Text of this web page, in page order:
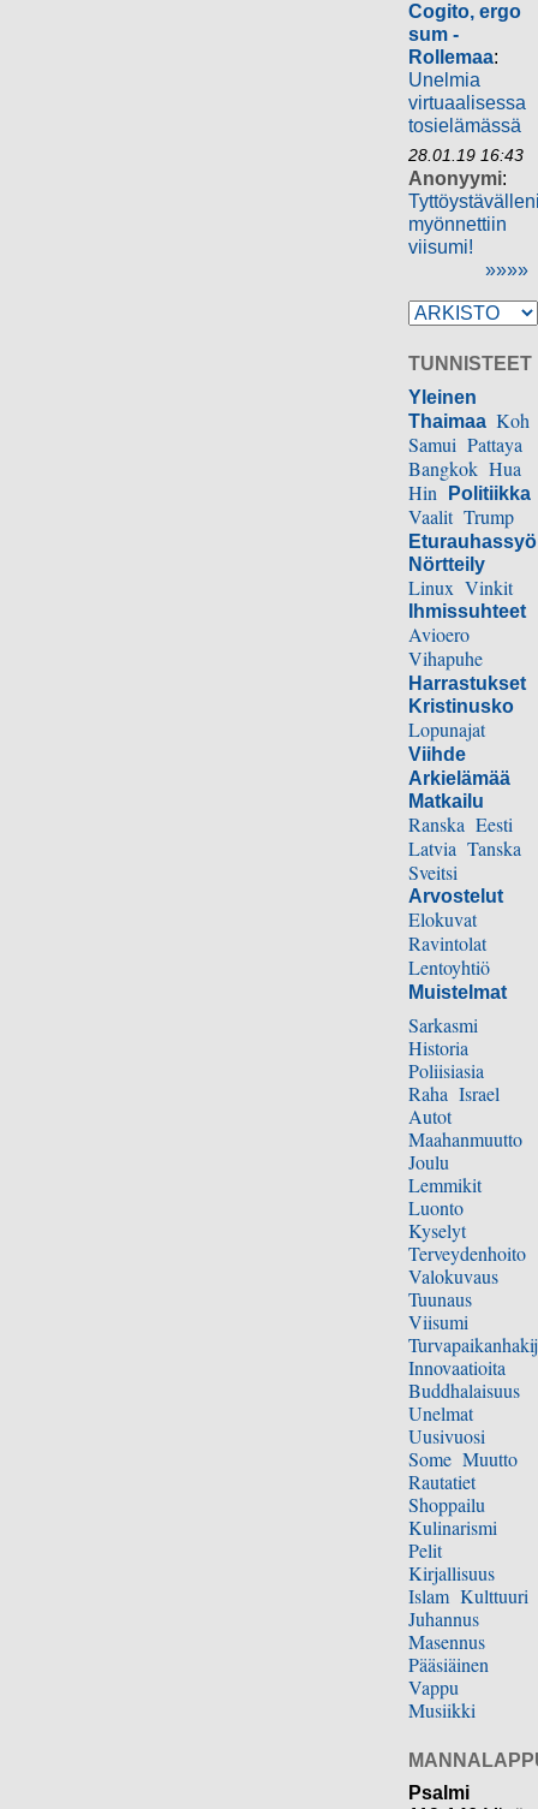
Cogito, ergo
sum -
Rollemaa:
Unelmia
virtuaalisessa
tosielämässä
28.01.19 16:43
Anonyymi:
myönnettiin
viisumi!
»»»»
TUNNISTEET
Yleinen
Thaimaa Koh
Samui Pattaya
Bangkok Hua
Hin
Politiikka
Vaalit Trump
Nörtteily
Linux Vinkit
Ihmissuhteet
Avioero
Vihapuhe
Harrastukset
Kristinusko
Lopunajat
Viihde
Arkielämää
Matkailu
Ranska Eesti
Latvia Tanska
Sveitsi
Arvostelut
Elokuvat
Ravintolat
Lentoyhtiö
Muistelmat
Sarkasmi
Historia
Poliisiasia
Raha Israel
Autot
Maahanmuutto
Joulu
Lemmikit
Luonto
Kyselyt
Terveydenhoito
Valokuvaus
Tuunaus
Viisumi
Innovaatioita
Buddhalaisuus
Unelmat
Uusivuosi
Some Muutto
Rautatiet
Shoppailu
Kulinarismi
Pelit
Kirjallisuus
Islam Kulttuuri
Juhannus
Masennus
Pääsiäinen
Vappu
Musiikki
Psalmi